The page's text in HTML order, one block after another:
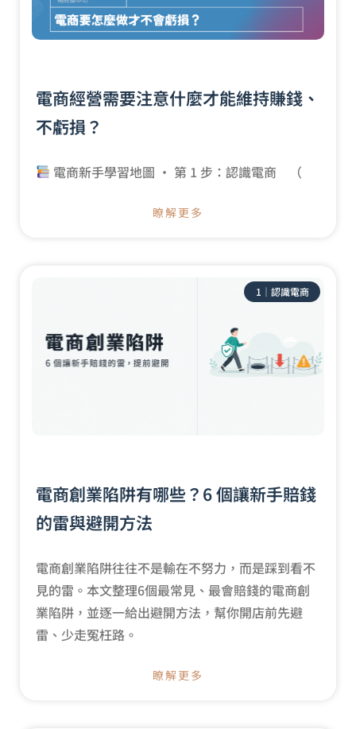
電商經營需要注意什麼才能維持賺錢、
不虧損？
電商新手學習地圖 · 第 1 步：認識電商 （
瞭解更多
1｜認識電商
電商創業陷阱有哪些？6 個讓新手賠錢
的雷與避開方法
電商創業陷阱往往不是輸在不努力，而是踩到看不
見的雷。本文整理6個最常見、最會賠錢的電商創
業陷阱，並逐一給出避開方法，幫你開店前先避
雷、少走冤枉路。
瞭解更多